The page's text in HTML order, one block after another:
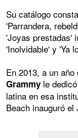
Su catálogo
'Parrandera,
'Joyas prestadas'
'Inolvidable' y 'Ya
En 2013, a un
Grammy le
latina en esa
Beach inauguró